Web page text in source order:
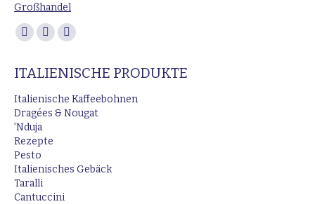
Großhandel
Finden Sie uns auf:
Facebook
opens
in
new
window
Instagram
opens
in
new
E-
page
opens
in
ITALIENISCHE PRODUKTE
Italienische Kaffeebohnen
Dragées & Nougat
’Nduja
Rezepte
Pesto
Italienisches Gebäck
Taralli
Cantuccini